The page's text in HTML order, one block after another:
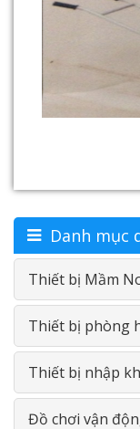
Danh mục
Thiết bị Mầm
Bàn-Ghế
Đồ chơi nhựa
Phản Gỗ-
Thiết bị phòng
Phòng học
Phòng học
Thiết bị nhập
Cầu trượt -
Đồ chơi vận